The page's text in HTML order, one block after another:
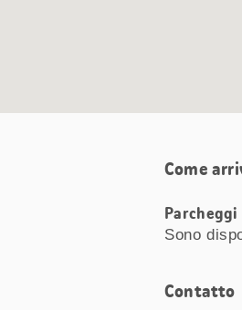
Come
Parcheggi
Sono
Contatto